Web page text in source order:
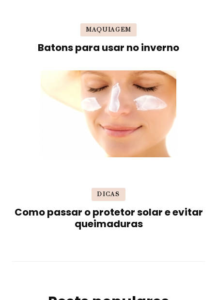
MAQUIAGEM
Batons para usar no inverno
DICAS
Como passar o protetor solar e evitar
queimaduras